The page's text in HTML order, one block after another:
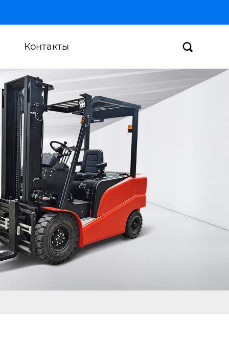
Контакты 